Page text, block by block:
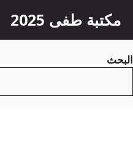
إلى
المحتوى
مكتبة طفى 2025
البحث